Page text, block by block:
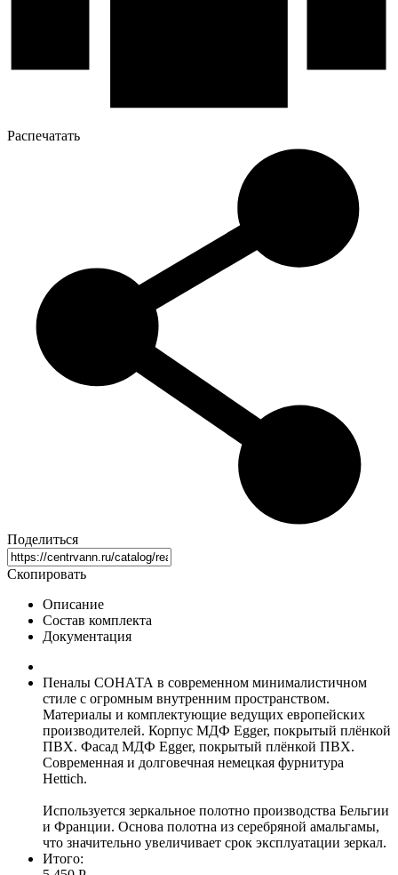
Распечатать
Поделиться
Скопировать
Описание
Состав комплекта
Документация
Пеналы СОНАТА в современном минималистичном
стиле с огромным внутренним пространством.
Материалы и комплектующие ведущих европейских
производителей. Корпус МДФ Egger, покрытый плёнкой
ПВХ. Фасад МДФ Egger, покрытый плёнкой ПВХ.
Современная и долговечная немецкая фурнитура
Hettich.
Используется зеркальное полотно производства Бельгии
и Франции. Основа полотна из серебряной амальгамы,
что значительно увеличивает срок эксплуатации зеркал.
Итого: